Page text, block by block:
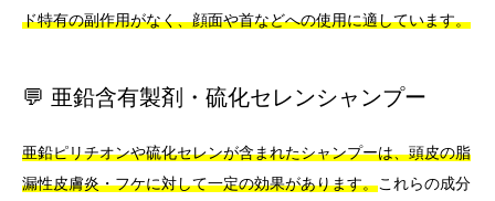
ド特有の副作用がなく、顔面や首などへの使用に適しています。
💬 亜鉛含有製剤・硫化セレンシャンプー
亜鉛ピリチオンや硫化セレンが含まれたシャンプーは、頭皮の脂
漏性皮膚炎・フケに対して一定の効果があります。これらの成分